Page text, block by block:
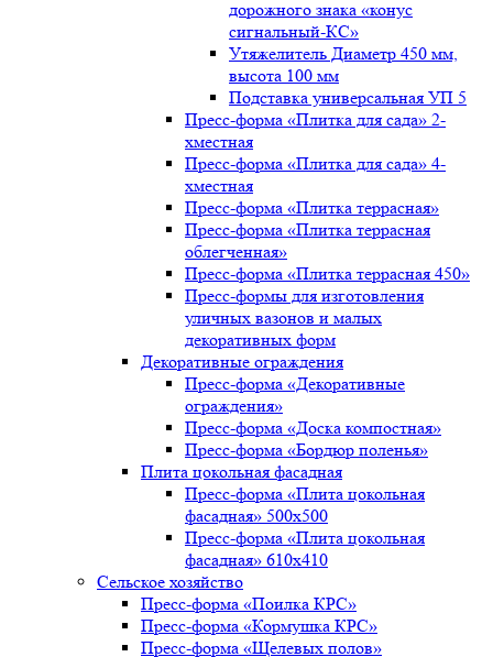
дорожного знака «конус
сигнальный-КС»
Утяжелитель Диаметр 450 мм,
высота 100 мм
Подставка универсальная УП 5
Пресс-форма «Плитка для сада» 2-
хместная
Пресс-форма «Плитка для сада» 4-
хместная
Пресс-форма «Плитка террасная»
Пресс-форма «Плитка террасная
облегченная»
Пресс-форма «Плитка террасная 450»
Пресс-формы для изготовления
уличных вазонов и малых
декоративных форм
Декоративные ограждения
Пресс-форма «Декоративные
ограждения»
Пресс-форма «Доска компостная»
Пресс-форма «Бордюр поленья»
Плита цокольная фасадная
Пресс-форма «Плита цокольная
фасадная» 500х500
Пресс-форма «Плита цокольная
фасадная» 610х410
Сельское хозяйство
Пресс-форма «Поилка КРС»
Пресс-форма «Кормушка КРС»
Пресс-форма «Щелевых полов»